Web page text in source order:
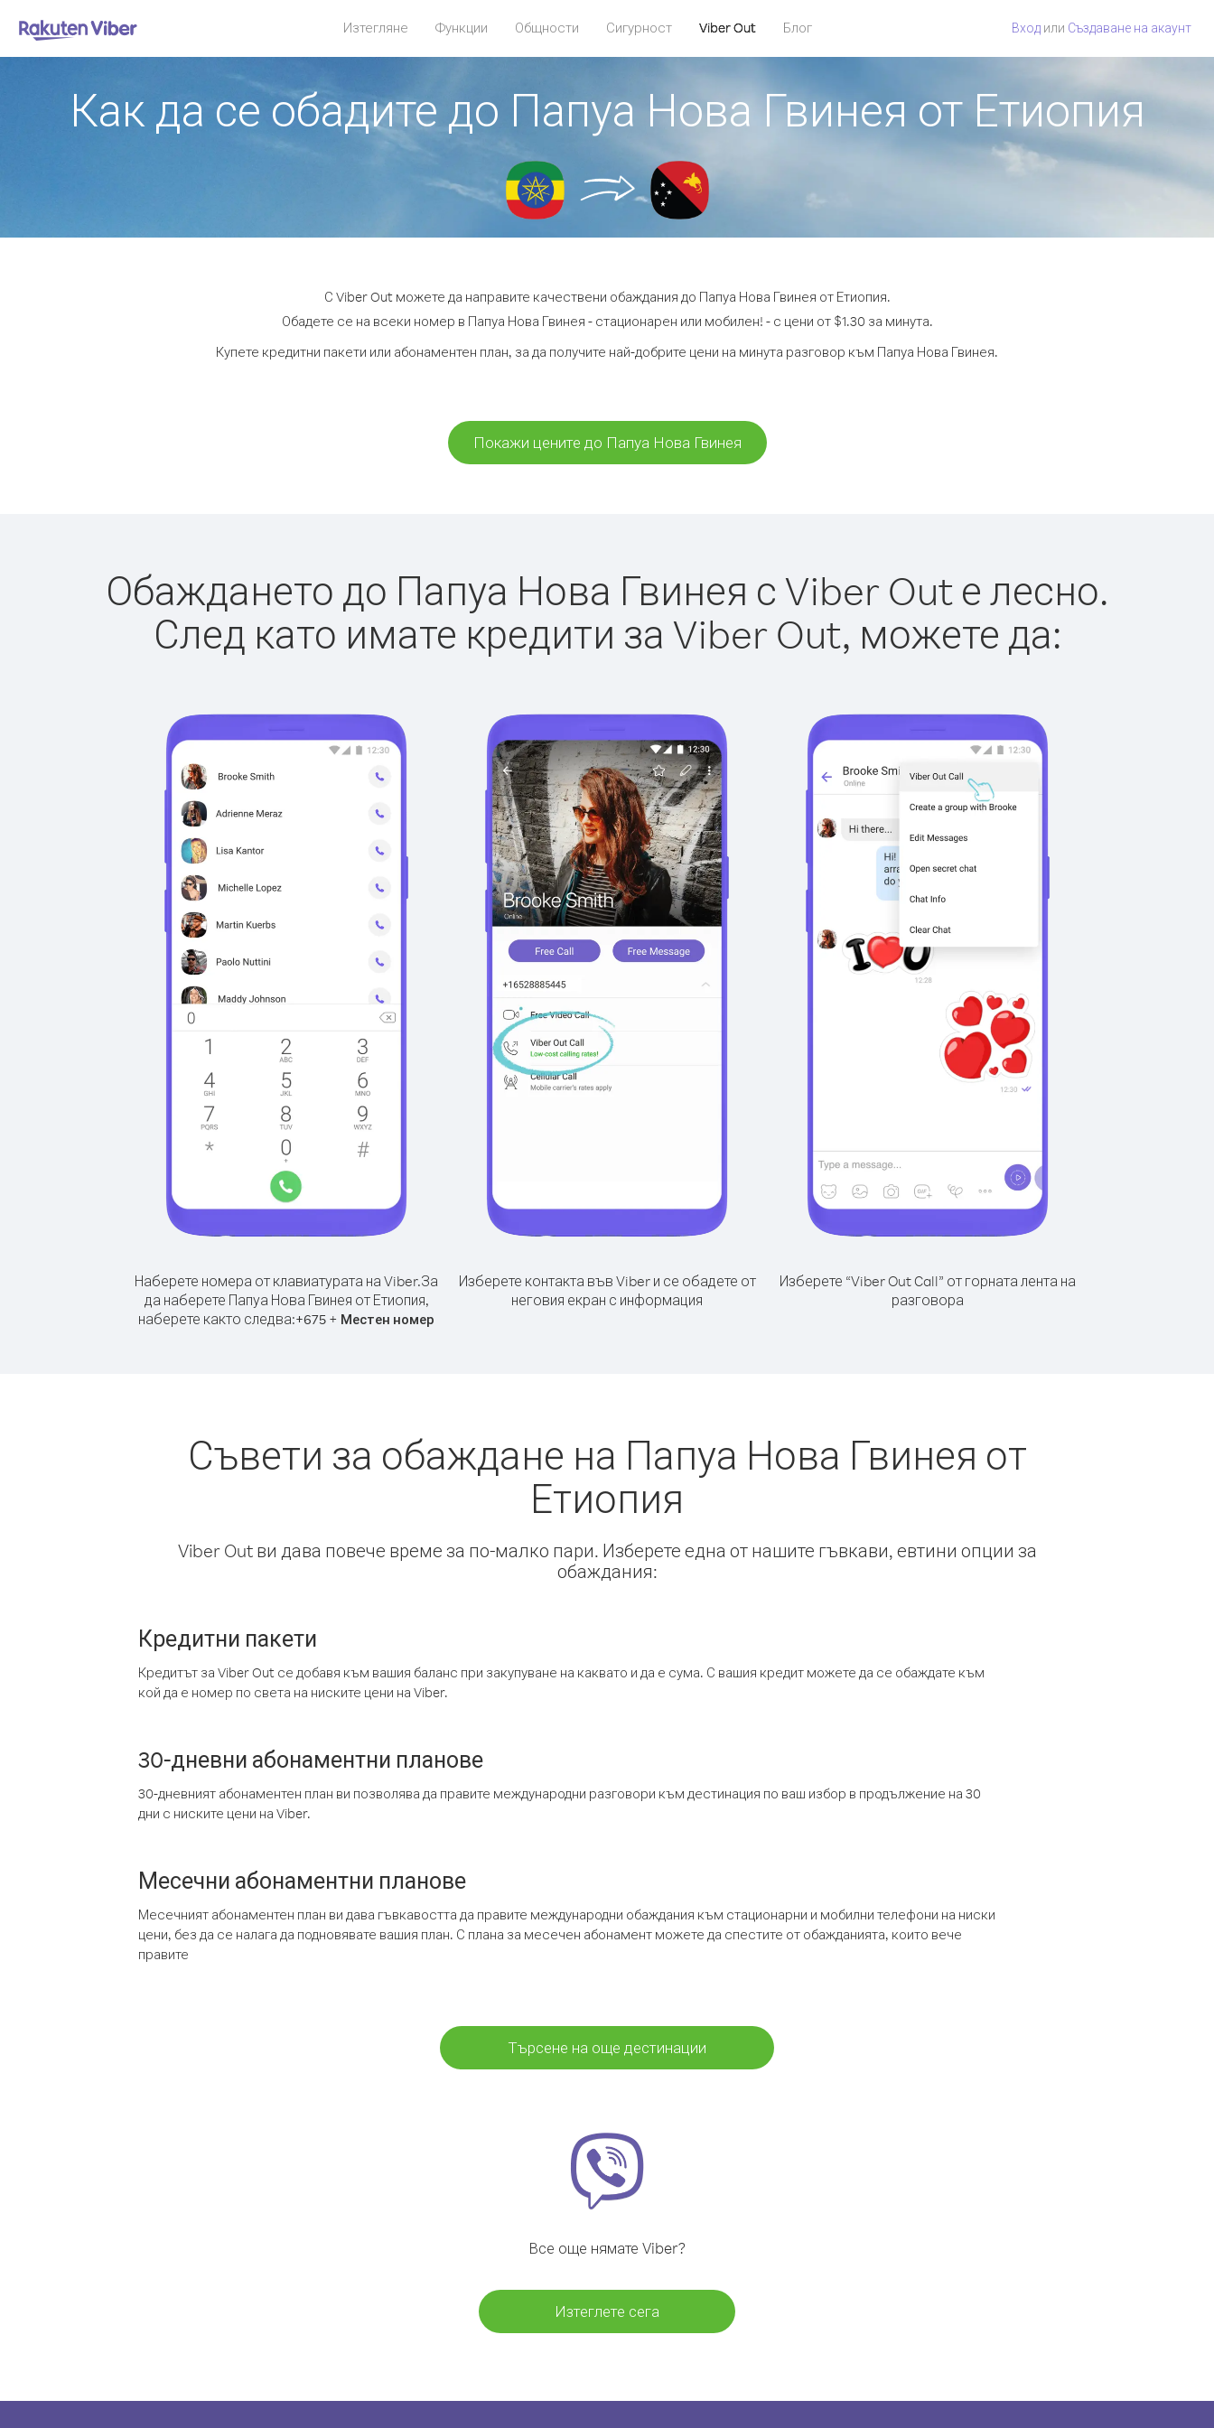
Изтегляне Функции Общности Сигурност Viber Out Блог Вход или Създаване на акаунт
Как да се обадите до Папуа Нова Гвинея от Етиопия
С Viber Out можете да направите качествени обаждания до Папуа Нова Гвинея от Етиопия.
Обадете се на всеки номер в Папуа Нова Гвинея - стационарен или мобилен! - с цени от $1.30 за минута.
Купете кредитни пакети или абонаментен план, за да получите най-добрите цени на минута разговор към Папуа Нова Гвинея.
Покажи цените до Папуа Нова Гвинея
Обаждането до Папуа Нова Гвинея с Viber Out е лесно.
След като имате кредити за Viber Out, можете да:
Наберете номера от клавиатурата на Viber.За
да наберете Папуа Нова Гвинея от Етиопия,
наберете както следва:+675 + Местен номер
Изберете контакта във Viber и се обадете от
неговия екран с информация
Изберете “Viber Out Call” от горната лента на
разговора
Съвети за обаждане на Папуа Нова Гвинея от
Етиопия
Viber Out ви дава повече време за по-малко пари. Изберете една от нашите гъвкави, евтини опции за
обаждания:
Кредитни пакети
Кредитът за Viber Out се добавя към вашия баланс при закупуване на каквато и да е сума. С вашия кредит можете да се обаждате към
кой да е номер по света на ниските цени на Viber.
30-дневни абонаментни планове
30-дневният абонаментен план ви позволява да правите международни разговори към дестинация по ваш избор в продължение на 30
дни с ниските цени на Viber.
Месечни абонаментни планове
Месечният абонаментен план ви дава гъвкавостта да правите международни обаждания към стационарни и мобилни телефони на ниски
цени, без да се налага да подновявате вашия план. С плана за месечен абонамент можете да спестите от обажданията, които вече
правите
Търсене на още дестинации
Все още нямате Viber?
Изтеглете сега